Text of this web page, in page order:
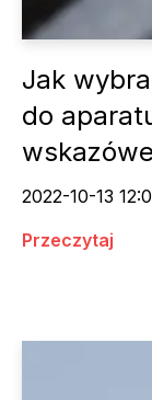
Jak
do
2022-10-13
Przeczytaj